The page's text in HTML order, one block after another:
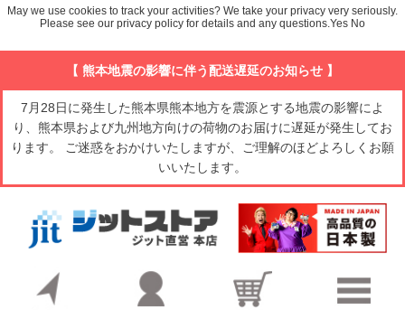
【 熊本地震の影響に伴う配送遅延のお知らせ 】
7月28日に発生した熊本県熊本地方を震源とする地震の影響によ
り、熊本県および九州地方向けの荷物のお届けに遅延が発生してお
ります。 ご迷惑をおかけいたしますが、ご理解のほどよろしくお願
いいたします。
May we use cookies to track your activities? We take your privacy very seriously.
Please see our privacy policy for details and any questions.Yes No